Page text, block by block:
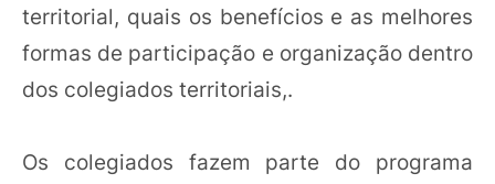
territorial, quais os benefícios e as melhores
formas de participação e organização dentro
dos colegiados territoriais,.
Os colegiados fazem parte do programa